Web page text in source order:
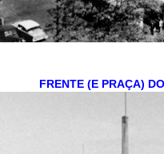
FRENTE (E PRAÇA)